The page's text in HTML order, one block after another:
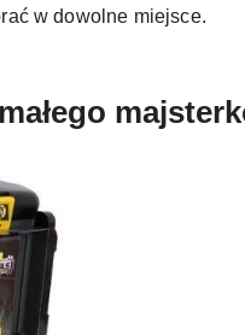
w dowolne miejsce.